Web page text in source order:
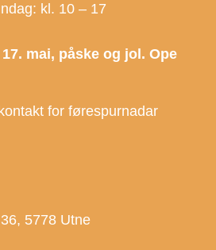
kl. 10 – 17
mai, påske og jol. Ope
for førespurnadar
5778 Utne